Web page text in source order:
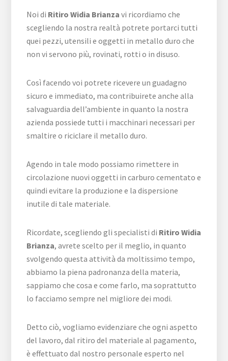
Noi di Ritiro Widia Brianza vi ricordiamo che
scegliendo la nostra realtà potrete portarci tutti
quei pezzi, utensili e oggetti in metallo duro che
non vi servono più, rovinati, rotti o in disuso.
Così facendo voi potrete ricevere un guadagno
sicuro e immediato, ma contribuirete anche alla
salvaguardia dell’ambiente in quanto la nostra
azienda possiede tutti i macchinari necessari per
smaltire o riciclare il metallo duro.
Agendo in tale modo possiamo rimettere in
circolazione nuovi oggetti in carburo cementato e
quindi evitare la produzione e la dispersione
inutile di tale materiale.
Ricordate, scegliendo gli specialisti di Ritiro Widia
Brianza, avrete scelto per il meglio, in quanto
svolgendo questa attività da moltissimo tempo,
abbiamo la piena padronanza della materia,
sappiamo che cosa e come farlo, ma soprattutto
lo facciamo sempre nel migliore dei modi.
Detto ciò, vogliamo evidenziare che ogni aspetto
del lavoro, dal ritiro del materiale al pagamento,
è effettuato dal nostro personale esperto nel